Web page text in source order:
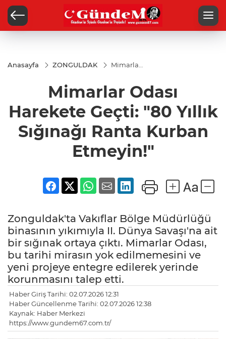
Anasayfa ZONGULDAK
Mimarlar
Geçti: "80
Yıllık
Sığınağı
Ranta
Kurban
Etmeyin!"
Mimarlar Odası
Harekete Geçti: "80 Yıllık
Sığınağı Ranta Kurban
Etmeyin!"
Zonguldak'ta Vakıflar Bölge Müdürlüğü
binasının yıkımıyla II. Dünya Savaşı'na ait
bir sığınak ortaya çıktı. Mimarlar Odası,
bu tarihi mirasın yok edilmemesini ve
yeni projeye entegre edilerek yerinde
korunmasını talep etti.
Haber Giriş Tarihi: 02.07.2026 12:31
Haber Güncellenme Tarihi: 02.07.2026 12:38
Kaynak: Haber Merkezi
https://www.gundem67.com.tr/